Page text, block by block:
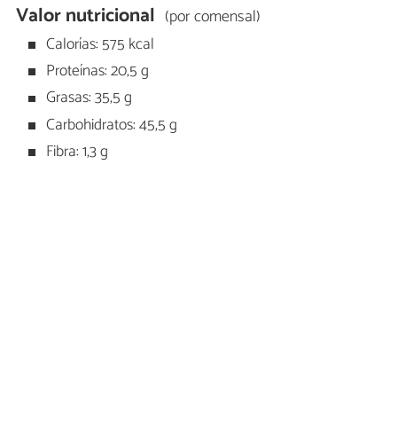
Valor nutricional (por comensal)
Calorías: 575 kcal
Proteínas: 20,5 g
Grasas: 35,5 g
Carbohidratos: 45,5 g
Fibra: 1,3 g